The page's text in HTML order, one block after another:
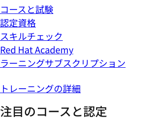
コースと試験
認定資格
スキルチェック
Red Hat Academy
ラーニングサブスクリプション
トレーニングの詳細
注目のコースと認定